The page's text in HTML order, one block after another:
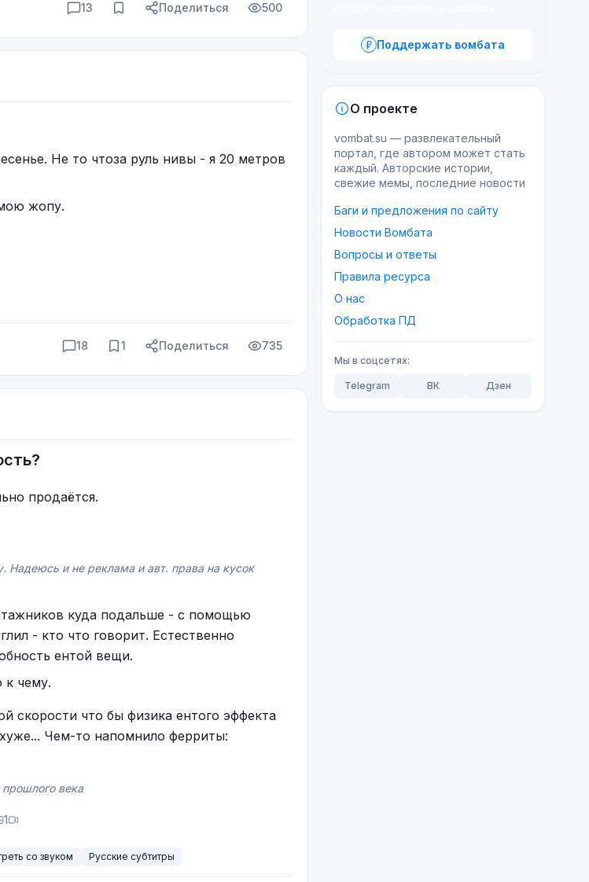
13 Поделиться 500
Не то чтоза руль нивы - я 20 метров
жопу.
18 1 Поделиться 735
продаётся.
Надеюсь и не реклама и авт. права на кусок
куда подальше - с помощью
- кто что говорит. Естественно
ентой вещи.
к чему.
скорости что бы физика ентого эффекта
Чем-то напомнило ферриты:
века
1
со звуком Русские субтитры
Поддержать вомбата
О проекте
vombat.su — развлекательный
портал, где автором может стать
каждый. Авторские истории,
свежие мемы, последние новости
Баги и предложения по сайту
Новости Вомбата
Вопросы и ответы
Правила ресурса
О нас
Обработка ПД
Мы в соцсетях:
Telegram ВК Дзен